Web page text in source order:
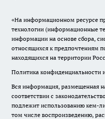
«На информационном ресурсе
технологии (информационные
информации на основе сбора,
относящихся к предпочтениям
находящихся на территории
Политика конфиденциальности
Вся информация, размещенная
соответствии с
подлежит использованию кем-
том числе воспроизведению,